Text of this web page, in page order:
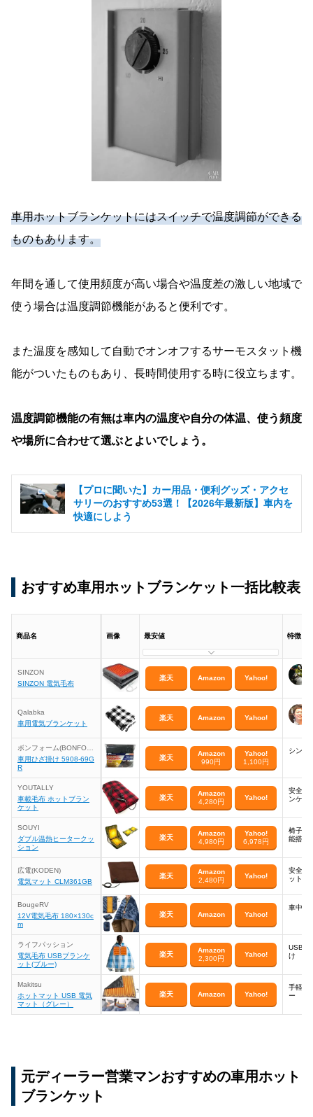
車用ホットブランケットにはスイッチで温度調節ができる
ものもあります。
年間を通して使用頻度が高い場合や温度差の激しい地域で
使う場合は温度調節機能があると便利です。
また温度を感知して自動でオンオフするサーモスタット機
能がついたものもあり、長時間使用する時に役立ちます。
温度調節機能の有無は車内の温度や自分の体温、使う頻度
や場所に合わせて選ぶとよいでしょう。
【プロに聞いた】カー用品・便利グッズ・アクセ
サリーのおすすめ53選！【2026年最新版】車内を
快適にしよう
おすすめ車用ホットブランケット一括比較表
商品名 画像 最安値 特徴
SINZON
SINZON 電気毛布
楽天 Amazon Yahoo!
Qalabka
車用電気ブランケット
楽天 Amazon Yahoo!
ボンフォーム(BONFOR
M)
車用ひざ掛け 5908-69G
R
楽天
Amazon
990円
Yahoo!
1,100円
シンプ
YOUTALLY
車載毛布 ホットブラン
ケット
楽天
Amazon
4,280円
Yahoo!
安全に
ンケッ
SOUYI
ダブル温熱ヒータークッ
ション
楽天
Amazon
4,980円
Yahoo!
6,978円
椅子型
能搭載
広電(KODEN)
電気マット CLM361GB
楽天
Amazon
2,480円
Yahoo!
安全の
ット
BougeRV
12V電気毛布 180×130c
m
楽天 Amazon Yahoo!
車中泊
ライフパッション
電気毛布 USBブランケ
ット(ブルー)
楽天
Amazon
2,300円
Yahoo!
USB電
け
Makitsu
ホットマット USB 電気
マット（グレー）
楽天 Amazon Yahoo!
手軽に
ー
元ディーラー営業マンおすすめの車用ホット
ブランケット